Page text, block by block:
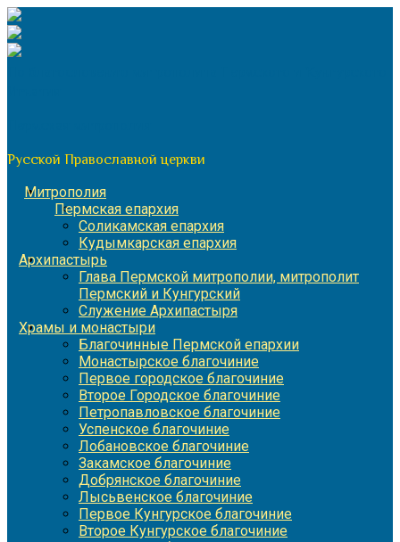
Перейти
к
содержимому
Русской Православной церкви
Митрополия
Пермская епархия
Соликамская епархия
Кудымкарская епархия
Архипастырь
Глава Пермской митрополии, митрополит
Пермский и Кунгурский
Служение Архипастыря
Храмы и монастыри
Благочинные Пермской епархии
Монастырское благочиние
Первое городское благочиние
Второе Городское благочиние
Петропавловское благочиние
Успенское благочиние
Лобановское благочиние
Закамское благочиние
Добрянское благочиние
Лысьвенское благочиние
Первое Кунгурское благочиние
Второе Кунгурское благочиние